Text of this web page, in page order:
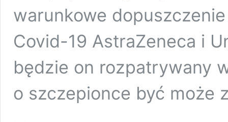
warunkowe
Covid-19 AstraZeneca i
będzie on rozpatrywany
o szczepionce być może